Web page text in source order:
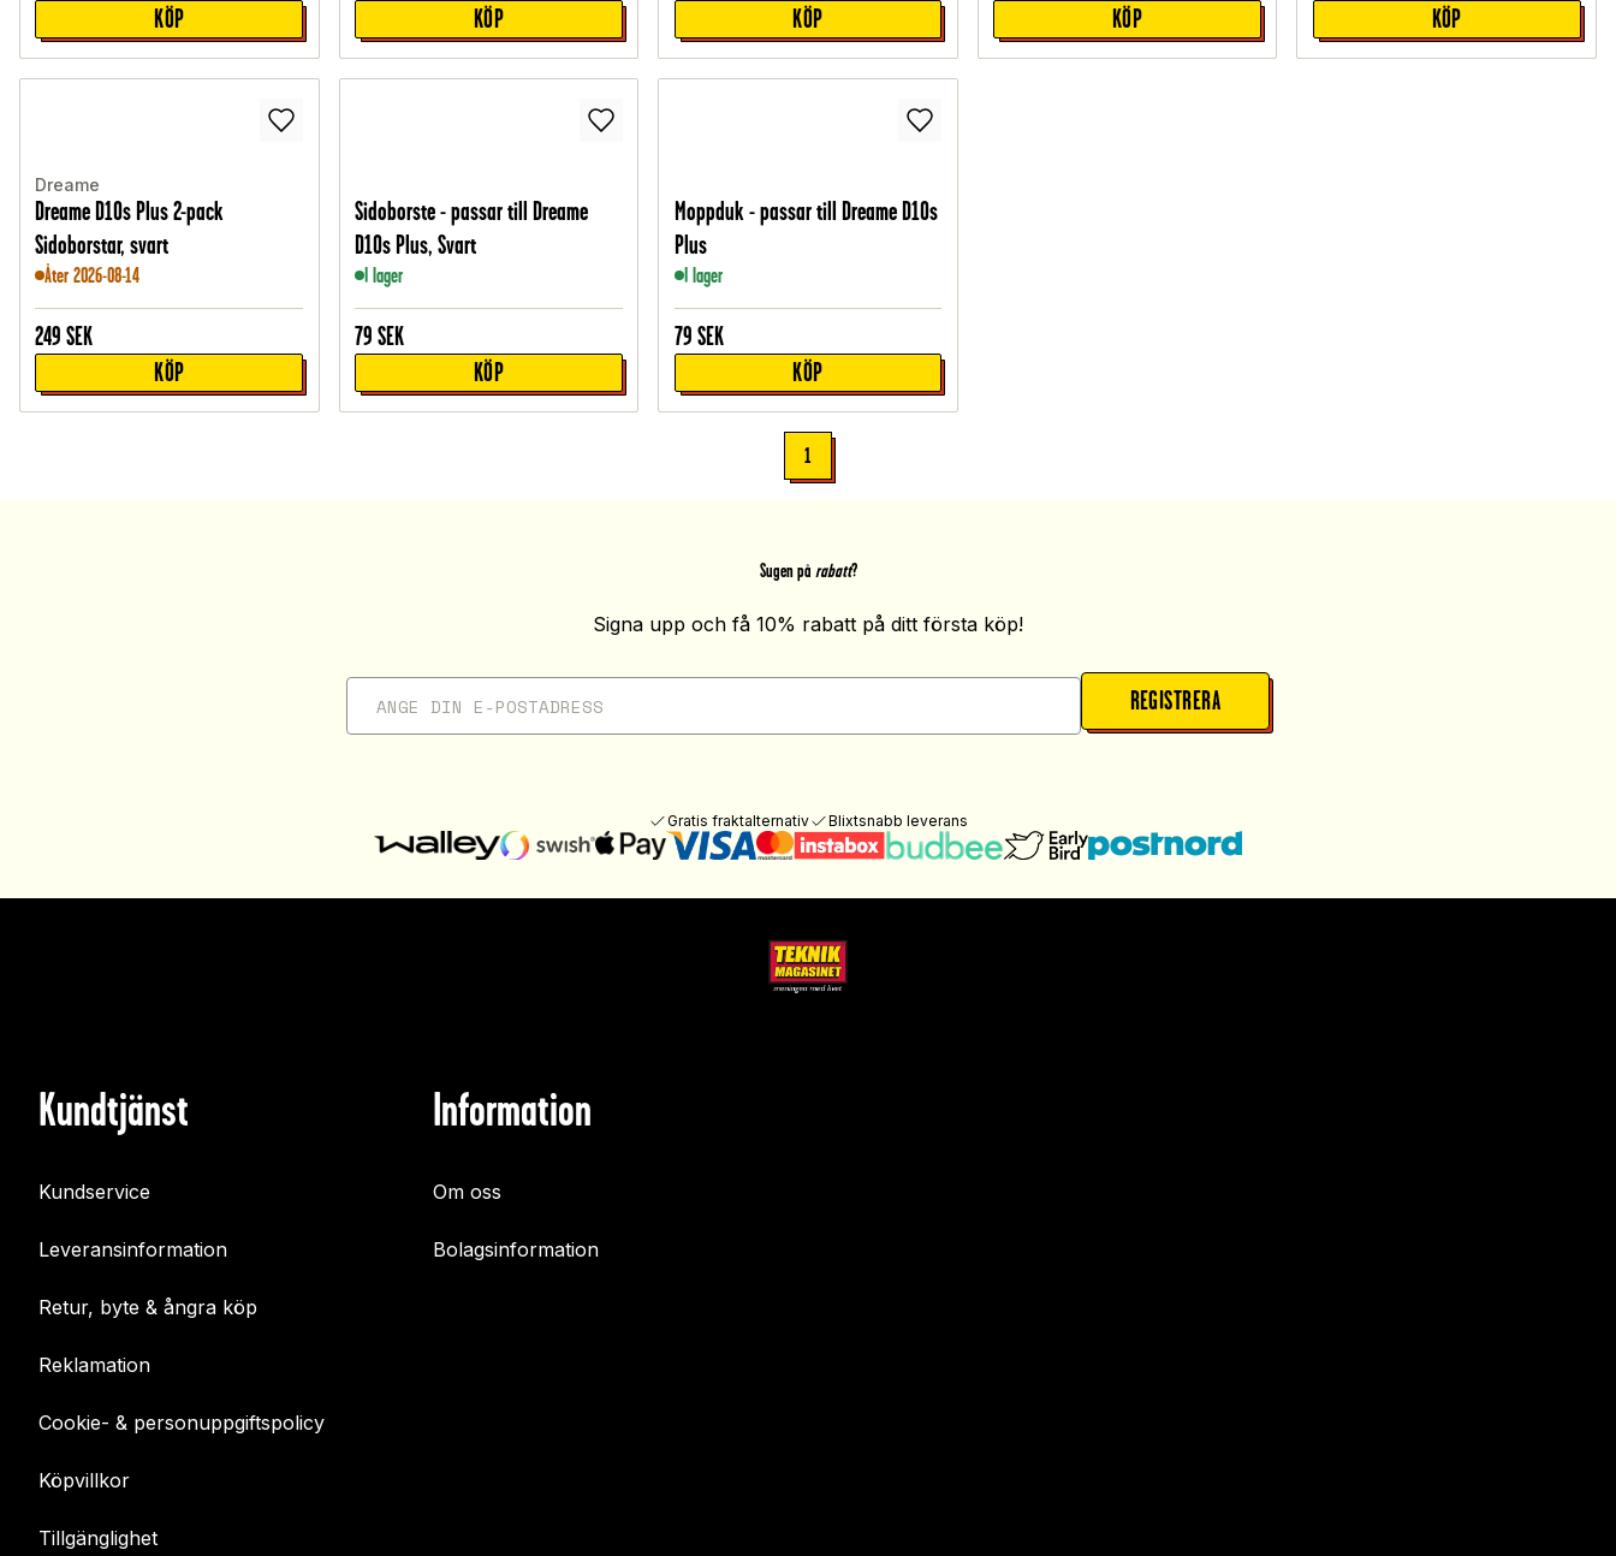
KÖP
KÖP
KÖP
KÖP
KÖP
Dreame
Dreame D10s Plus 2-pack
Sidoborstar, svart
Åter 2026-08-14
249 SEK
KÖP
Sidoborste - passar till Dreame
D10s Plus, Svart
I lager
79 SEK
KÖP
Moppduk - passar till Dreame D10s
Plus
I lager
79 SEK
KÖP
1
Sugen på rabatt?
Signa upp och få 10% rabatt på ditt första köp!
REGISTRERA
Gratis fraktalternativ Blixtsnabb leverans
Kundtjänst
Kundservice
Leveransinformation
Retur, byte & ångra köp
Reklamation
Cookie- & personuppgiftspolicy
Köpvillkor
Tillgänglighet
Information
Om oss
Bolagsinformation